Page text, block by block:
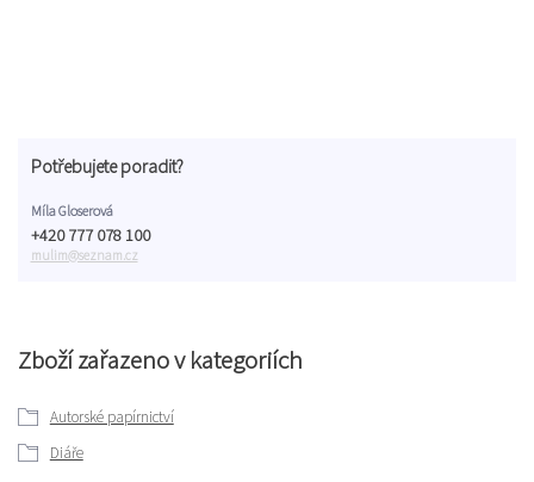
Zboží zařazeno v kategoriích
Autorské papírnictví
Diáře
Potřebujete poradit?
Míla Gloserová
+420 777 078 100
mulim@seznam.cz